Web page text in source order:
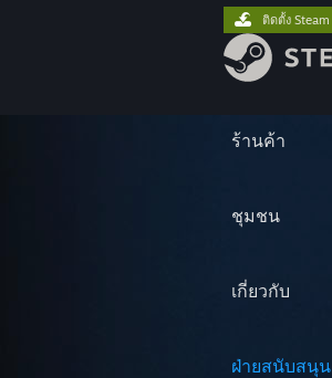
ร้านค้า
ชุมชน
เกี่ยวกับ
ฝ่ายสนับสนุน
ติดตั้ง Steam